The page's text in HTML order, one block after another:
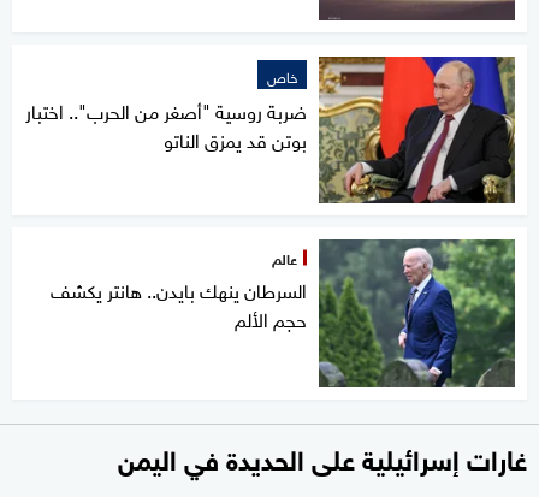
خاص
ضربة روسية "أصغر من الحرب".. اختبار
بوتن قد يمزق الناتو
عالم
السرطان ينهك بايدن.. هانتر يكشف
حجم الألم
غارات إسرائيلية على الحديدة في اليمن